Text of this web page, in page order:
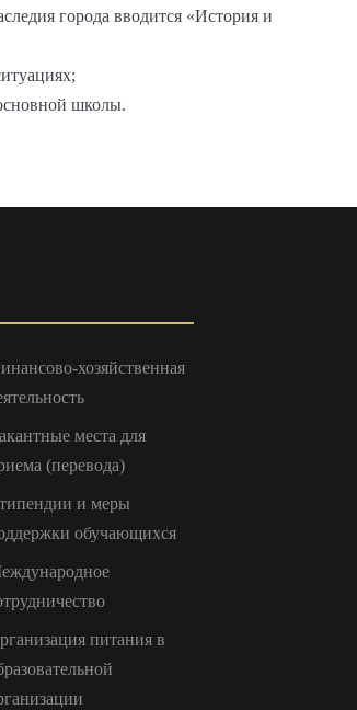
города вводится «История и
школы.
хозяйственная
места для
(перевода)
и меры
обучающихся
питания в